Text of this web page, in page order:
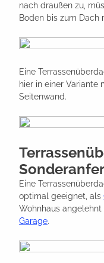
nach draußen zu,
Boden bis zum Dach
Eine
hier in einer Variante
Seitenwand.
Eine
optimal geeignet, als
Wohnhaus
Garage.